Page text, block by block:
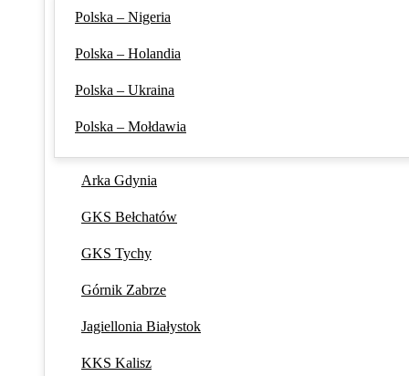
Polska – Nigeria
Polska – Holandia
Polska – Ukraina
Polska – Mołdawia
Arka Gdynia
GKS Bełchatów
GKS Tychy
Górnik Zabrze
Jagiellonia Białystok
KKS Kalisz